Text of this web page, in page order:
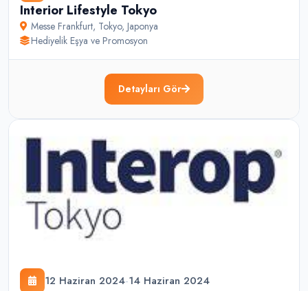
Interior Lifestyle Tokyo
Messe Frankfurt, Tokyo, Japonya
Hediyelik Eşya ve Promosyon
Detayları Gör
12 Haziran 2024-14 Haziran 2024